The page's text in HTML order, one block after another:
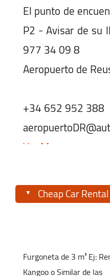
El punto de
P2 - Avisar de su
977 34 09 8
Aeropuerto de
+34 652 952 388
Ver Mapa
Lunes-Viernes:
Cheap Car
vehicles at very
explore this UNESCO
Furgoneta de 3 m³Ej:
Kangooo Similar de las